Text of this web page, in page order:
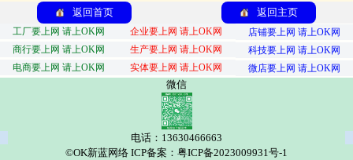
返回首页 返回主页
工厂要上网 请上OK网 企业要上网 请上OK网
店铺要上网 请上OK网
商行要上网 请上OK网
生产要上网 请上OK网
科技要上网 请上OK网
电商要上网 请上OK网
实体要上网 请上OK网 微店要上网 请上OK网
微信
电话：13630466663
©OK新蓝网络 ICP备案：粤ICP备2023009931号-1